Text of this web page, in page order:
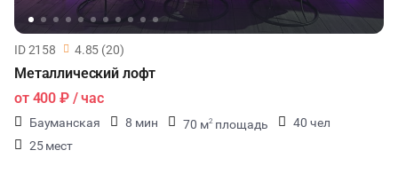
ID 2158 4.85 (20)
Металлический лофт
от 400 ₽/ час
Бауманская 8 мин 70 м2 площадь
40 чел
25 мест